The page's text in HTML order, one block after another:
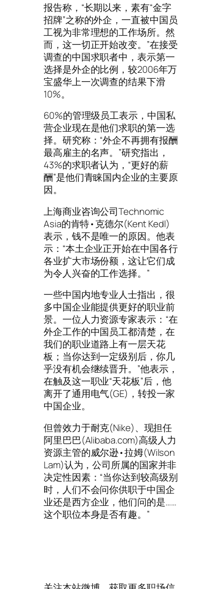
报告称，“长期以来，素有“金字
招牌”之称的外企，一直被中国员
工视为非常理想的工作场所。然
而，这一切正开始改变。”在接受
调查的中国求职者中，表示第一
选择是外企的比例，较2006年万
宝盛华上一次调查的结果下滑
10%。
60%的管理级员工表示，中国私
营企业现在是他们求职的第一选
择。研究称：“外企不再拥有报酬
最高雇主的名声。”研究指出，
43%的求职者认为，“更好的薪
酬”是他们青睐国内企业的主要原
因。
上海商业咨询公司Technomic
Asia的肯特•克德尔(Kent Kedl)
表示，钱不是唯一的原因。他表
示：“本土企业正开始在中国各行
各业扩大市场份额，这让它们成
为令人兴奋的工作选择。”
一些中国内地专业人士指出，很
多中国企业能提供更好的职业前
景。一位人力资源专家表示：“在
外企工作的中国员工都清楚，在
我们的职业道路上有一层天花
板；当你达到一定级别后，你几
乎没有机会继续晋升。”他表示，
在触及这一职业“天花板”后，他
离开了通用电气(GE)，转投一家
中国企业。
但曾效力于耐克(Nike)、现担任
阿里巴巴(Alibaba.com)高级人力
资源主管的威尔逊•拉姆(Wilson
Lam)认为，公司所属的国家并非
决定性因素：“当你达到较高级别
时，人们不会问你供职于中国企
业还是西方企业，他们问的是……
这个职位本身是否有趣。”